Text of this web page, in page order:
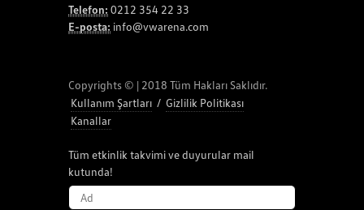
Telefon: 0212 354 22 33
E-posta: info@vwarena.com
Copyrights © | 2018 Tüm Hakları Saklıdır.
Kullanım Şartları / Gizlilik Politikası
Kanallar
Tüm etkinlik takvimi ve duyurular mail
kutunda!
AD